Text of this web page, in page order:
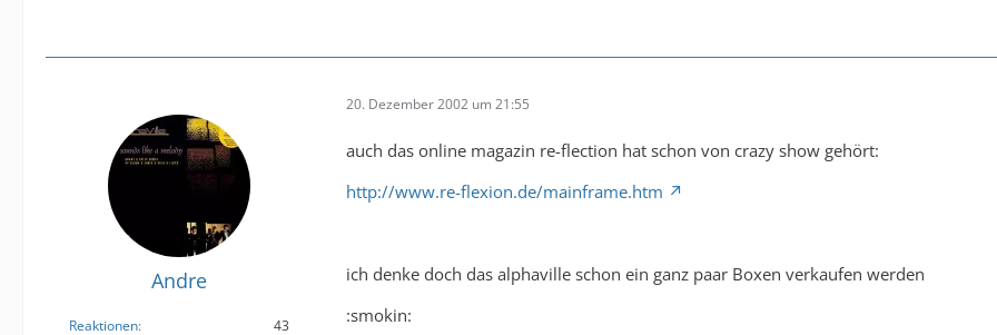
Andre
Reaktionen
43
20. Dezember 2002 um 21:55
auch das online magazin re-flection hat schon von crazy show gehört:
http://www.re-flexion.de/mainframe.htm
ich denke doch das alphaville schon ein ganz paar Boxen verkaufen werden
:smokin: